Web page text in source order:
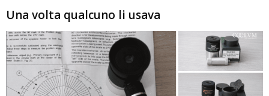
Una volta qualcuno li usava